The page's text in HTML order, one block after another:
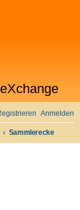
Anmelden
Sammlerecke
S
SUCHE